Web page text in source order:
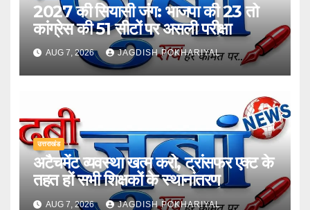
2027 की सियासी जंग: भाजपा की 23 तो
कांग्रेस की 51 सीटों पर असली परीक्षा
AUG 7, 2026 JAGDISH POKHARIYAL
उत्तराखंड
अटैचमेंट व्यवस्था खत्म करो, ट्रांसफर एक्ट के
तहत हों सभी शिक्षकों के स्थानांतरण
AUG 7, 2026 JAGDISH POKHARIYAL